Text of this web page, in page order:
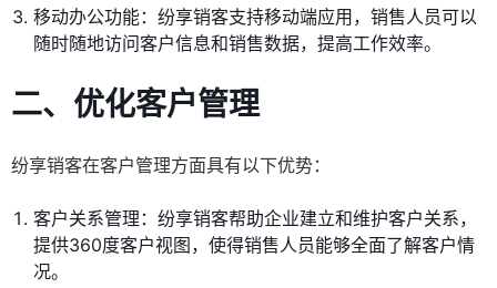
移动办公功能：纷享销客支持移动端应用，销售人员可以
随时随地访问客户信息和销售数据，提高工作效率。
二、优化客户管理
纷享销客在客户管理方面具有以下优势：
客户关系管理：纷享销客帮助企业建立和维护客户关系，
提供360度客户视图，使得销售人员能够全面了解客户情
况。